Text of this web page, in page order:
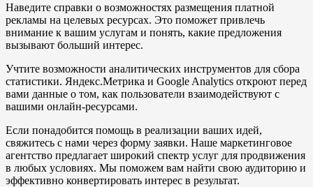
Наведите справки о возможностях размещения платной
рекламы на целевых ресурсах. Это поможет привлечь
внимание к вашим услугам и понять, какие предложения
вызывают больший интерес.
Учтите возможности аналитических инструментов для сбора
статистики. Яндекс.Метрика и Google Analytics откроют перед
вами данные о том, как пользователи взаимодействуют с
вашими онлайн-ресурсами.
Если понадобится помощь в реализации ваших идей,
свяжитесь с нами через форму заявки. Наше маркетинговое
агентство предлагает широкий спектр услуг для продвижения
в любых условиях. Мы поможем вам найти свою аудиторию и
эффективно конвертировать интерес в результат.